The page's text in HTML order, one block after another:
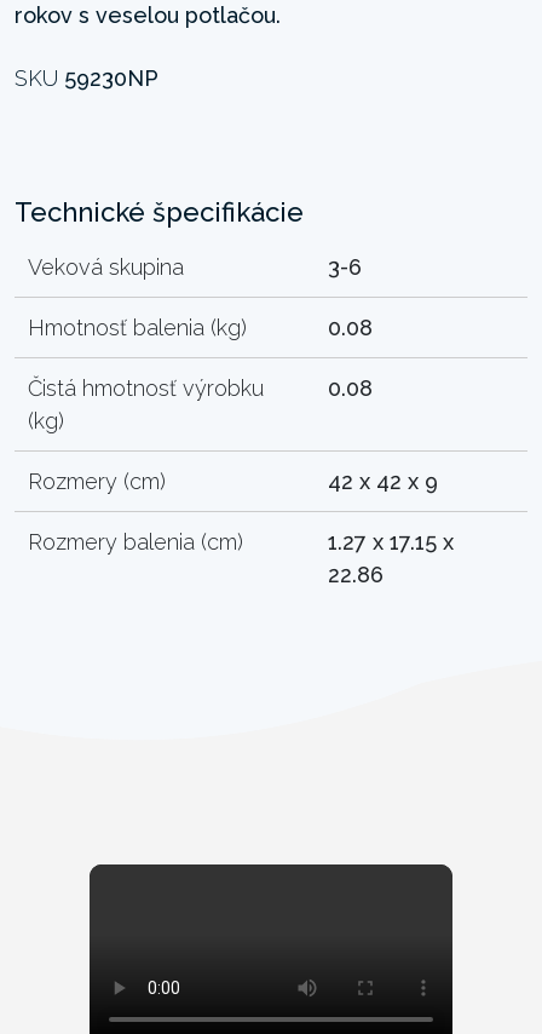
rokov s veselou potlačou.
SKU 59230NP
Technické špecifikácie
Veková skupina 3-6
Hmotnosť balenia (kg) 0.08
Čistá hmotnosť výrobku
(kg)
0.08
Rozmery (cm) 42 x 42 x 9
Rozmery balenia (cm)
1.27 x 17.15 x
22.86